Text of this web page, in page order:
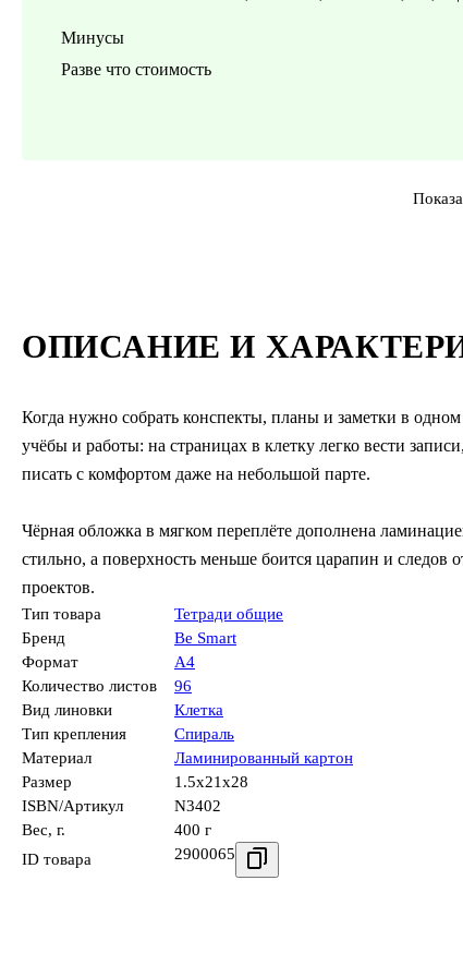
ОПИСАНИЕ И
Когда нужно собрать конспекты, планы и заметки в
учёбы и работы: на страницах в клетку легко вести
писать с комфортом даже на небольшой парте.
Чёрная обложка в мягком переплёте дополнена
стильно, а поверхность меньше боится царапин и
проектов.
Тип товара
Тетради общие
Бренд
Be Smart
Формат
А4
Количество листов
96
Вид линовки
Клетка
Тип крепления
Спираль
Материал
Ламинированный картон
Размер
1.5x21x28
ISBN/Артикул
N3402
Вес, г.
400 г
ID товара
2900065
Минусы
Разве что стоимость